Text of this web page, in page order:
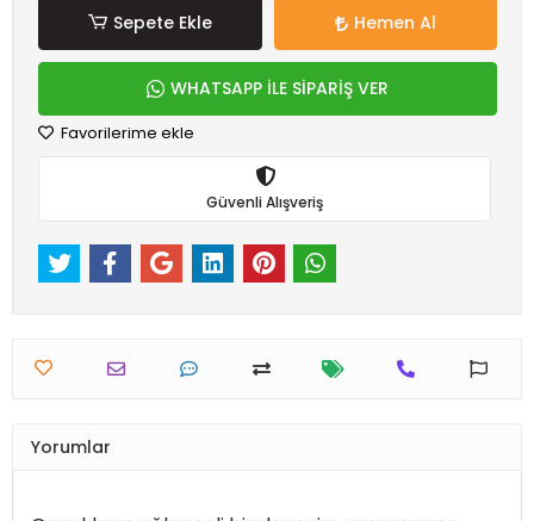
Sepete Ekle Hemen Al
WHATSAPP İLE SİPARİŞ VER
Favorilerime ekle
Güvenli Alışveriş
Yorumlar